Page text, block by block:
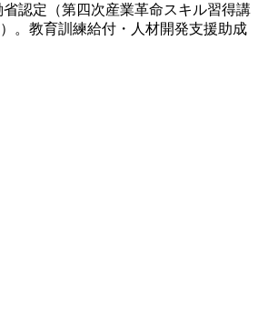
認定（第四次産業革命スキル習得講
。教育訓練給付・人材開発支援助成